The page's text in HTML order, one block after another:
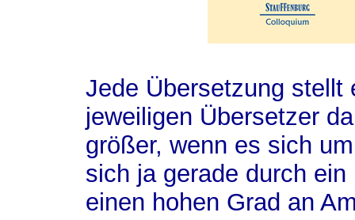
Jede Übersetzung stellt
jeweiligen Übersetzer
größer, wenn es sich
sich ja gerade durch ein
einen hohen Grad an